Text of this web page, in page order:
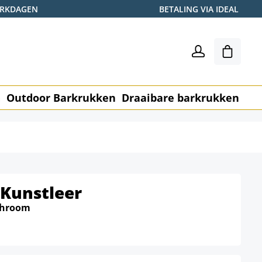
BETALING VIA IDEAL
Outdoor Barkrukken Draaibare barkrukken